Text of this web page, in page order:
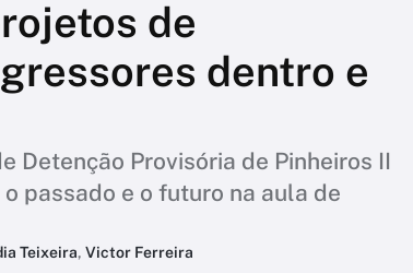
de
dentro e
Detenção Provisória de Pinheiros II
passado e o futuro na aula de
Teixeira, Victor Ferreira